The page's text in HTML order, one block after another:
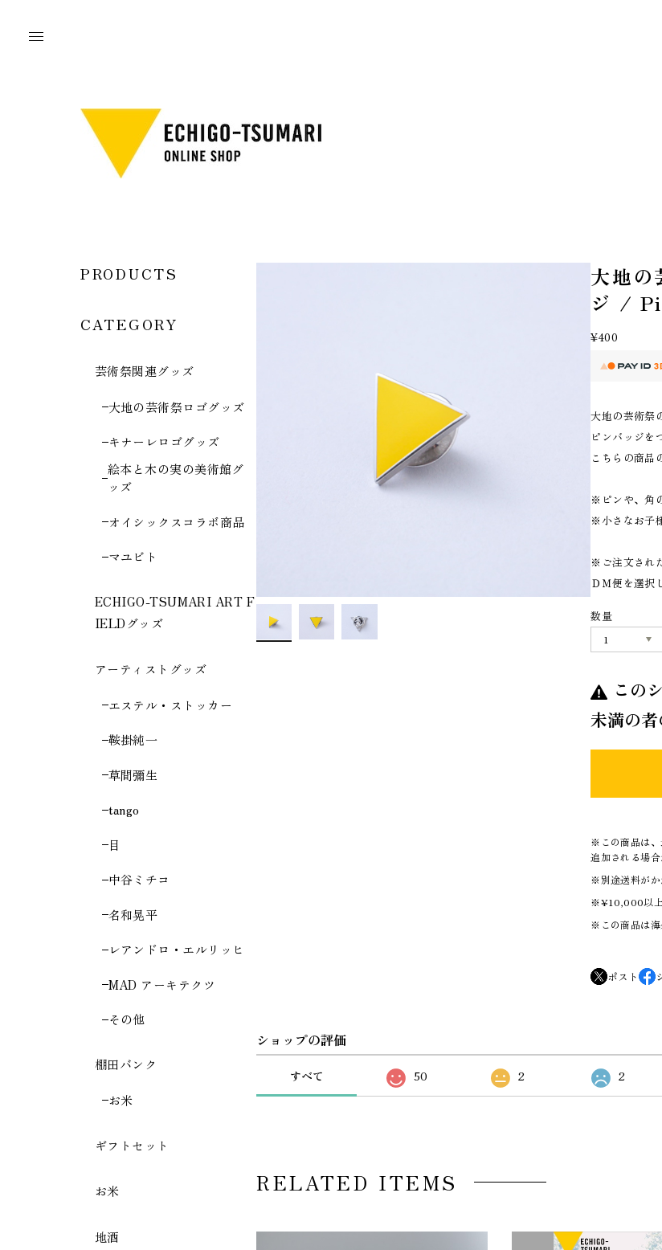
PRODUCTS
CATEGORY
芸術祭関連グッズ
大地の芸術祭ロゴグッズ
キナーレロゴグッズ
絵本と木の実の美術館グ
ッズ
オイシックスコラボ商品
マユビト
ECHIGO-TSUMARI ART F
IELDグッズ
アーティストグッズ
エステル・ストッカー
鞍掛純一
草間彌生
tango
目
中谷ミチコ
名和晃平
レアンドロ・エルリッヒ
MAD アーキテクツ
その他
棚田バンク
お米
ギフトセット
お米
地酒
大地の
ジ /
¥400
大地の芸術祭
ピンバッジを
こちらの商品
※ピンや、角
※小さなお子
※ご注文され
ＤＭ便を選択
数量
この
未満の
※この商品は、
追加される場合
※別途送料がか
※¥10,000以上
※この商品は海
ポスト
ショップの評価
すべて 50 2 2
RELATED ITEMS